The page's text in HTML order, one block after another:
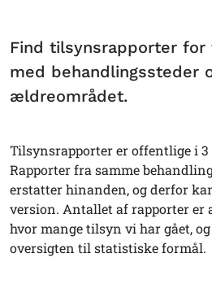
Find tilsynsrapporter for
med behandlingssteder
ældreområdet.
Tilsynsrapporter er offentlige i 3
Rapporter fra samme
erstatter hinanden, og derfor
version. Antallet af rapporter er
hvor mange tilsyn vi har gået,
oversigten til statistiske formål.